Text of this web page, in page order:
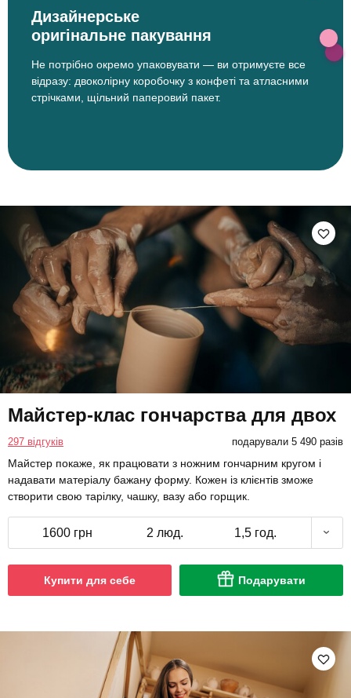
Дизайнерське
оригінальне пакування
Не потрібно окремо упаковувати — ви отримуєте все
відразу: двоколірну коробочку з конфеті та атласними
стрічками, щільний паперовий пакет.
Майстер-клас гончарства для двох
297 відгуків подарували 5 490 разів
Майстер покаже, як працювати з ножним гончарним кругом і
надавати матеріалу бажану форму. Кожен із клієнтів зможе
створити свою тарілку, чашку, вазу або горщик.
1600 грн 2 люд. 1,5 год.
Купити для себе Подарувати